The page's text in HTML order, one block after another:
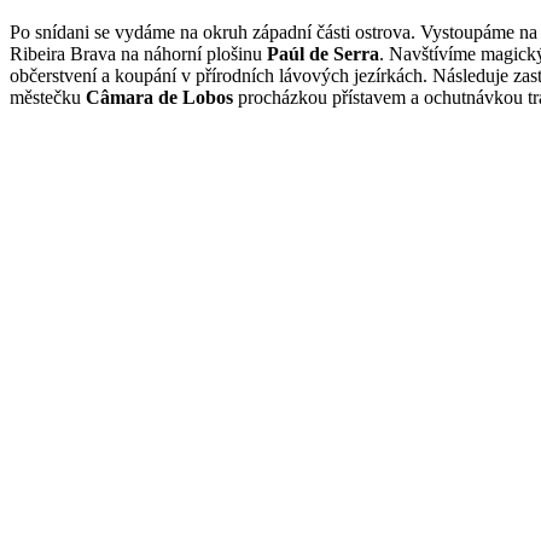
Po snídani se vydáme na okruh západní části ostrova. Vystoupáme
Ribeira Brava na náhorní plošinu Paúl de Serra. Navštívíme
občerstvení a koupání v přírodních lávových jezírkách. Následuje
městečku Câmara de Lobos procházkou přístavem a ochutnávkou